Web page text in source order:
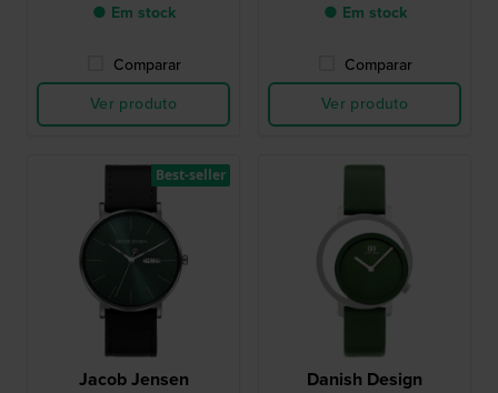
● Em stock
Comparar
Ver produto
● Em stock
Comparar
Ver produto
Jacob Jensen
Best-seller
Danish Design